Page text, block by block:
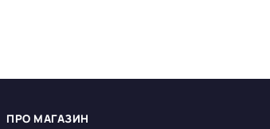
ПРО МАГАЗИН